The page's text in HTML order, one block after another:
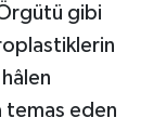
gibi
temas eden